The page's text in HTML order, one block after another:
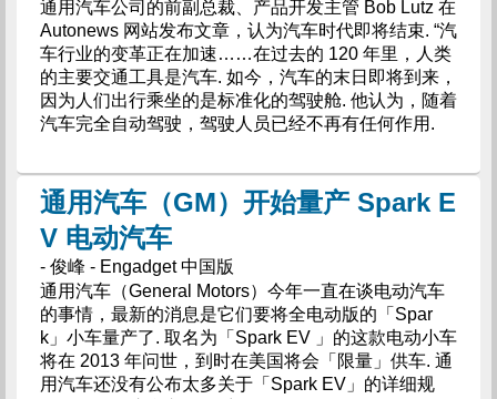
通用汽车公司的前副总裁、产品开发主管 Bob Lutz 在
Autonews 网站发布文章，认为汽车时代即将结束. “汽
车行业的变革正在加速……在过去的 120 年里，人类
的主要交通工具是汽车. 如今，汽车的末日即将到来，
因为人们出行乘坐的是标准化的驾驶舱. 他认为，随着
汽车完全自动驾驶，驾驶人员已经不再有任何作用.
通用汽车（GM）开始量产 Spark E
V 电动汽车
- 俊峰 - Engadget 中国版
通用汽车（General Motors）今年一直在谈电动汽车
的事情，最新的消息是它们要将全电动版的「Spar
k」小车量产了. 取名为「Spark EV 」的这款电动小车
将在 2013 年问世，到时在美国将会「限量」供车. 通
用汽车还没有公布太多关于「Spark EV」的详细规